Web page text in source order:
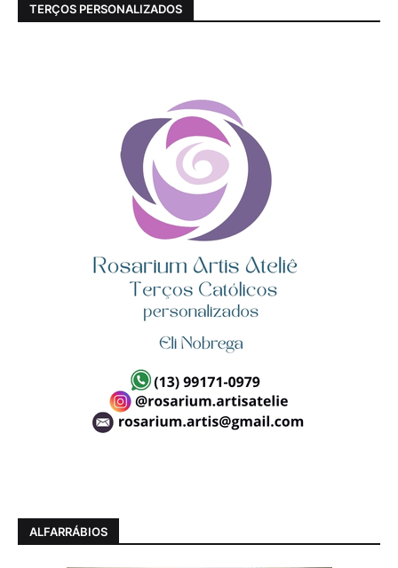
TERÇOS PERSONALIZADOS
ALFARRÁBIOS